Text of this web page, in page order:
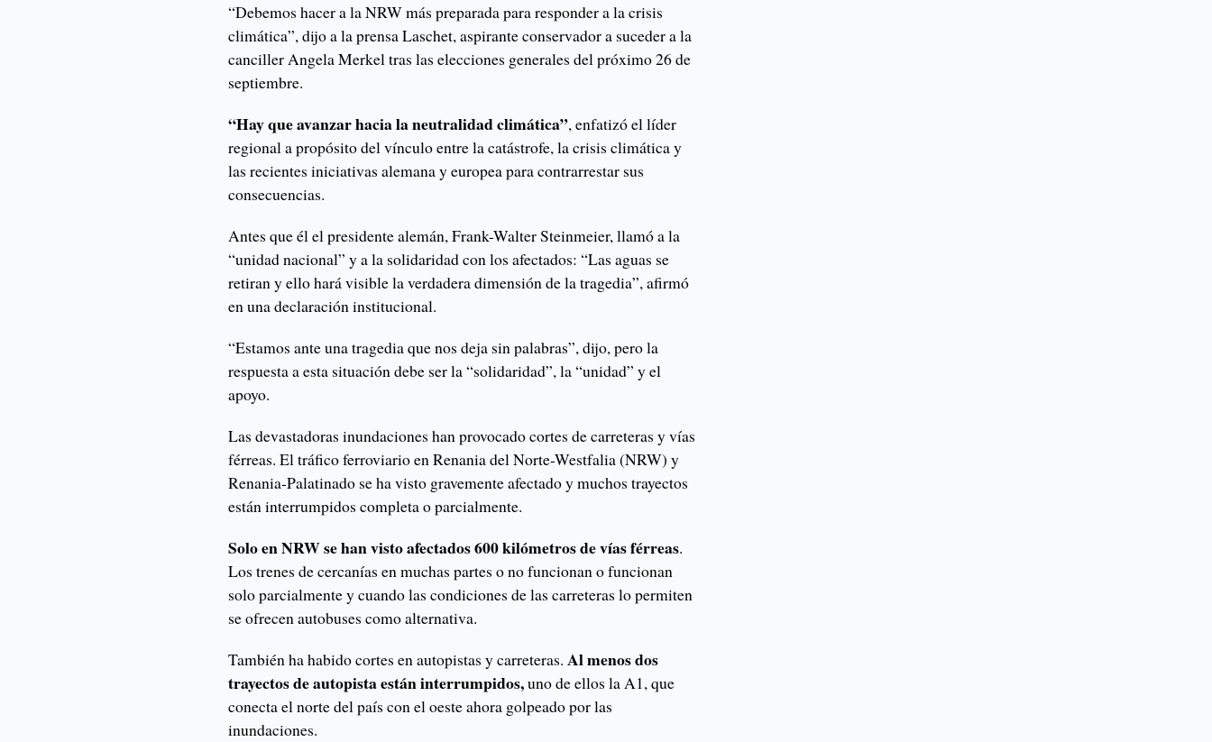
“Debemos hacer a la NRW más preparada para responder a la crisis
climática”, dijo a la prensa Laschet, aspirante conservador a suceder a la
canciller Angela Merkel tras las elecciones generales del próximo 26 de
septiembre.
“Hay que avanzar hacia la neutralidad climática”, enfatizó el líder
regional a propósito del vínculo entre la catástrofe, la crisis climática y
las recientes iniciativas alemana y europea para contrarrestar sus
consecuencias.
Antes que él el presidente alemán, Frank-Walter Steinmeier, llamó a la
“unidad nacional” y a la solidaridad con los afectados: “Las aguas se
retiran y ello hará visible la verdadera dimensión de la tragedia”, afirmó
en una declaración institucional.
“Estamos ante una tragedia que nos deja sin palabras”, dijo, pero la
respuesta a esta situación debe ser la “solidaridad”, la “unidad” y el
apoyo.
Las devastadoras inundaciones han provocado cortes de carreteras y vías
férreas. El tráfico ferroviario en Renania del Norte-Westfalia (NRW) y
Renania-Palatinado se ha visto gravemente afectado y muchos trayectos
están interrumpidos completa o parcialmente.
Solo en NRW se han visto afectados 600 kilómetros de vías férreas.
Los trenes de cercanías en muchas partes o no funcionan o funcionan
solo parcialmente y cuando las condiciones de las carreteras lo permiten
se ofrecen autobuses como alternativa.
También ha habido cortes en autopistas y carreteras.Al menos dos
trayectos de autopista están interrumpidos,uno de ellos la A1, que
conecta el norte del país con el oeste ahora golpeado por las
inundaciones.